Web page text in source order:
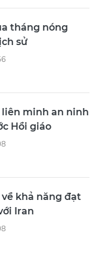
tháng nóng
sử
liên minh an ninh
Hồi giáo
khả năng đạt
Iran